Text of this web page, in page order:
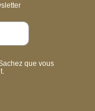
que vous